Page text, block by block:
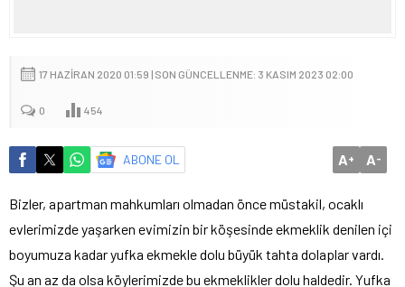
17 HAZIRAN 2020 01:59 | SON GÜNCELLENME: 3 KASIM 2023 02:00
0 454
ABONE OL A+ A-
Bizler, apartman mahkumları olmadan önce müstakil, ocaklı
evlerimizde yaşarken evimizin bir köşesinde ekmeklik denilen içi
boyumuza kadar yufka ekmekle dolu büyük tahta dolaplar vardı.
Şu an az da olsa köylerimizde bu ekmeklikler dolu haldedir. Yufka